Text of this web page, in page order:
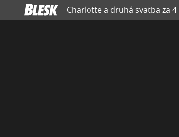
Charlotte a druhá svatba za